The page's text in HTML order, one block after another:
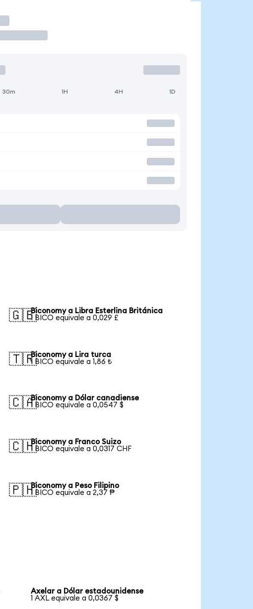
30m 1H 4H 1D
🇬🇧Biconomy a Libra Esterlina Británica
1 BICO equivale a 0,029 £
🇹🇷Biconomy a Lira turca
1 BICO equivale a 1,86 ₺
🇨🇦Biconomy a Dólar canadiense
1 BICO equivale a 0,0547 $
🇨🇭Biconomy a Franco Suizo
1 BICO equivale a 0,0317 CHF
🇵🇭Biconomy a Peso Filipino
1 BICO equivale a 2,37 ₱
Axelar a Dólar estadounidense
1 AXL equivale a 0,0367 $